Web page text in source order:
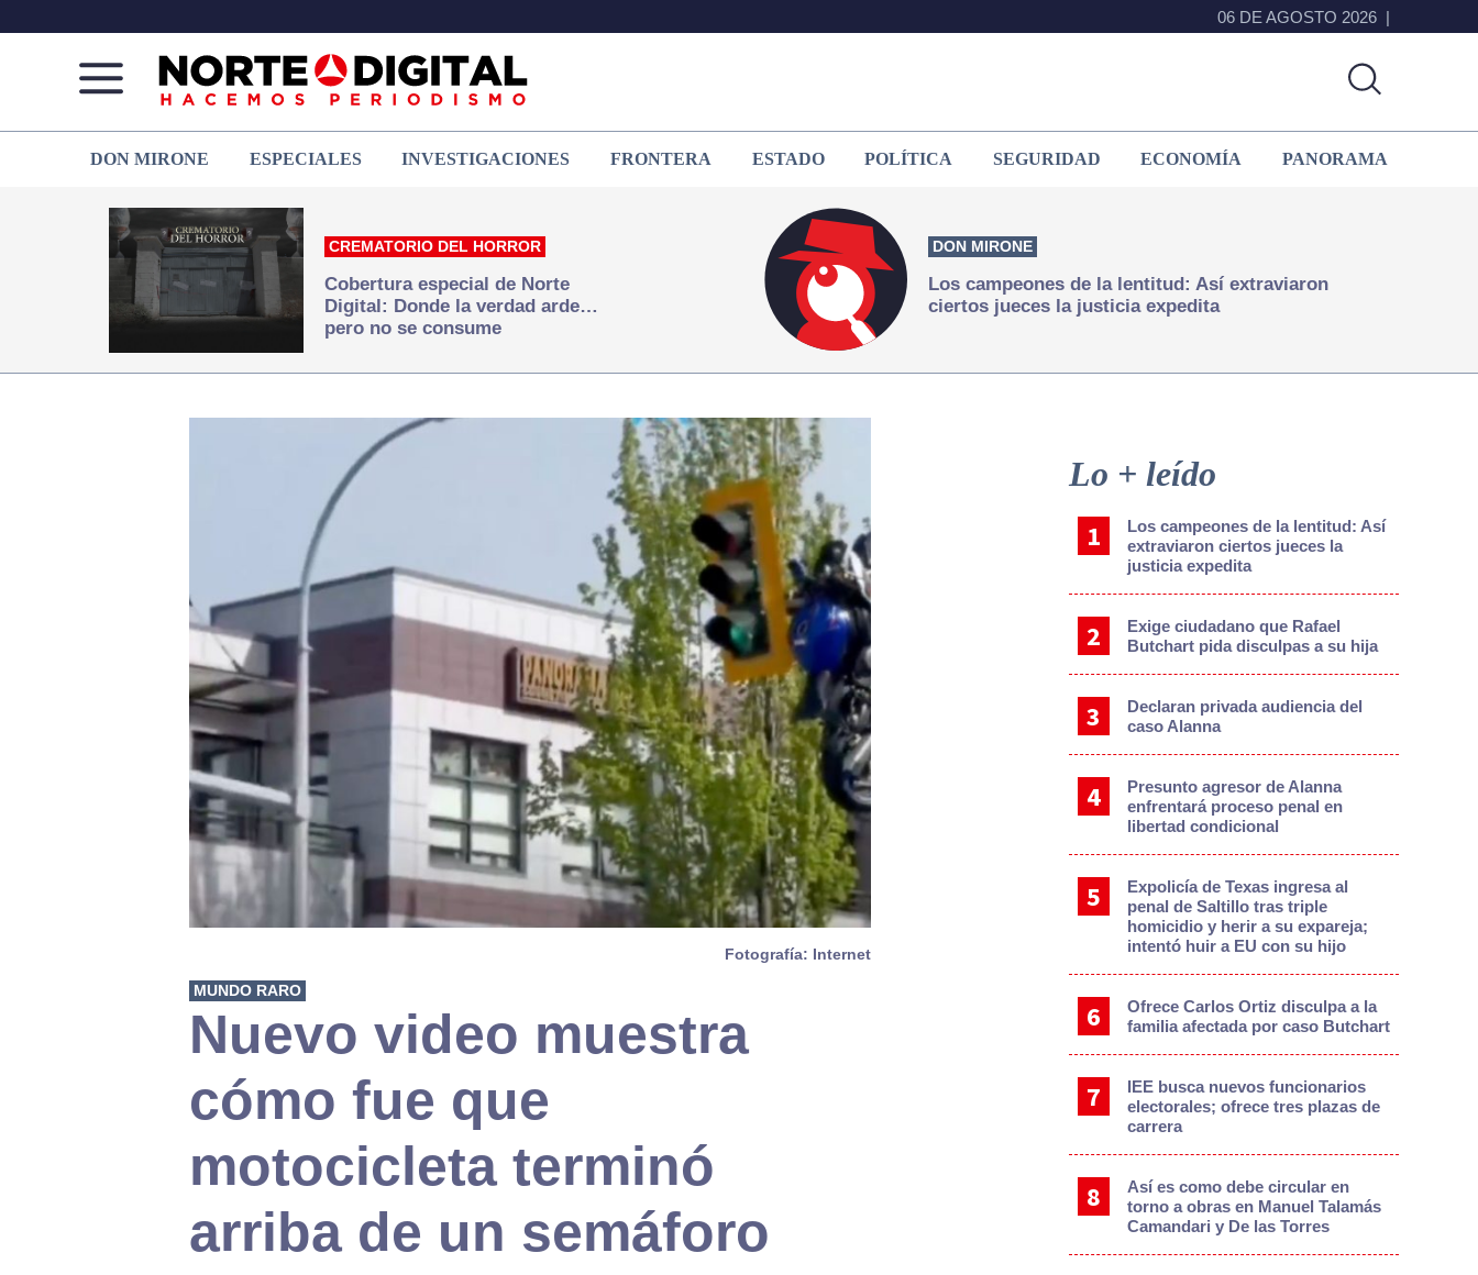
06 DE AGOSTO 2026
de
Juárez
que
hacemos periodismo
DON MIRONE ESPECIALES INVESTIGACIONES FRONTERA ESTADO POLÍTICA SEGURIDAD ECONOMÍA PANORAMA
CREMATORIO DEL HORROR
Cobertura especial de Norte
Digital: Donde la verdad arde…
pero no se consume
DON MIRONE
Los campeones de la lentitud: Así extraviaron
ciertos jueces la justicia expedita
Fotografía: Internet
MUNDO RARO
Nuevo video muestra
cómo fue que
motocicleta terminó
arriba de un semáforo
Sidebar
Lo + leído
Los campeones de la lentitud: Así
extraviaron ciertos jueces la
justicia expedita
Exige ciudadano que Rafael
Butchart pida disculpas a su hija
Declaran privada audiencia del
caso Alanna
Presunto agresor de Alanna
enfrentará proceso penal en
libertad condicional
Expolicía de Texas ingresa al
penal de Saltillo tras triple
homicidio y herir a su expareja;
intentó huir a EU con su hijo
Ofrece Carlos Ortiz disculpa a la
familia afectada por caso Butchart
IEE busca nuevos funcionarios
electorales; ofrece tres plazas de
carrera
Así es como debe circular en
torno a obras en Manuel Talamás
Camandari y De las Torres